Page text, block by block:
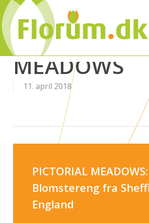
PICTORIAL
MEADOWS
11. april 2018
PICTORIAL MEADOWS:
Blomstereng fra
England